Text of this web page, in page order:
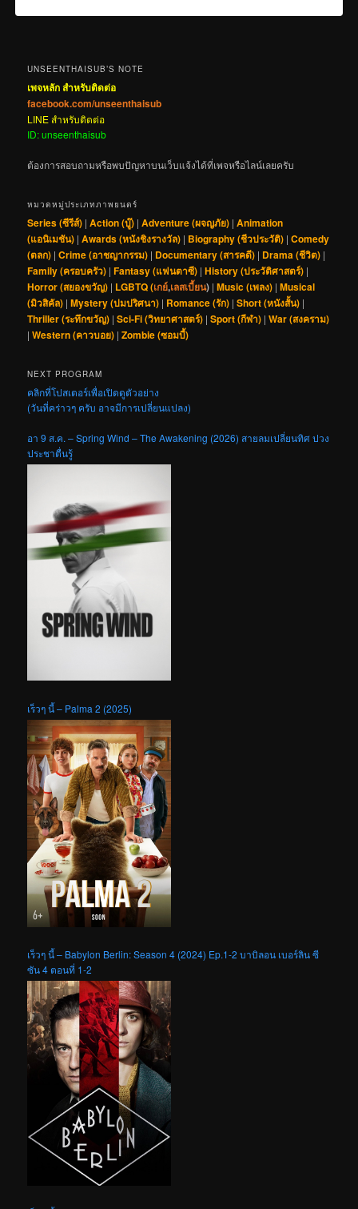
UNSEENTHAISUB’S NOTE
เพจหลัก สำหรับติดต่อ
facebook.com/unseenthaisub
LINE สำหรับติดต่อ
ID: unseenthaisub
ต้องการสอบถามหรือพบปัญหาบนเว็บแจ้งได้ที่เพจหรือไลน์เลยครับ
หมวดหมู่ประเภทภาพยนตร์
Series (ซีรีส์) |Action (บู๊) |Adventure (ผจญภัย) |Animation
(แอนิเมชัน) |Awards (หนังชิงรางวัล) | Biography (ชีวประวัติ) |Comedy
(ตลก) |Crime (อาชญากรรม) | Documentary (สารคดี) | Drama (ชีวิต) |
Family (ครอบครัว) |Fantasy (แฟนตาซี) |History (ประวัติศาสตร์) |
Horror (สยองขวัญ) | LGBTQ (เกย์,เลสเบี้ยน) |Music (เพลง) |Musical
(มิวสิคัล) |Mystery (ปมปริศนา) | Romance (รัก) |Short (หนังสั้น) |
Thriller (ระทึกขวัญ) |Sci-Fi (วิทยาศาสตร์) |Sport (กีฬา) |War (สงคราม)
|Western (คาวบอย) |Zombie (ซอมบี้)
NEXT PROGRAM
คลิกที่โปสเตอร์เพื่อเปิดดูตัวอย่าง
(วันที่คร่าวๆ ครับ อาจมีการเปลี่ยนแปลง)
อา 9 ส.ค. – Spring Wind – The Awakening (2026) สายลมเปลี่ยนทิศ ปวง
ประชาตื่นรู้
เร็วๆ นี้ – Palma 2 (2025)
เร็วๆ นี้ – Babylon Berlin: Season 4 (2024) Ep.1-2 บาบิลอน เบอร์ลิน ซี
ซัน 4 ตอนที่ 1-2